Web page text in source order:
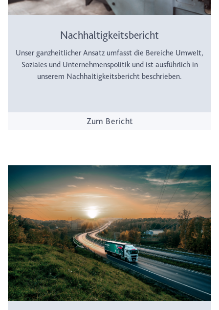
Nachhaltigkeitsbericht
Unser ganzheitlicher Ansatz umfasst die Bereiche Umwelt,
Soziales und Unternehmenspolitik und ist ausführlich in
unserem Nachhaltigkeitsbericht beschrieben.
Zum Bericht